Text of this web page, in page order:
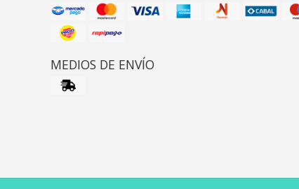
MEDIOS DE ENVÍO